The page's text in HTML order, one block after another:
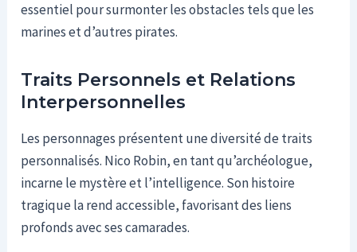
essentiel pour surmonter les obstacles tels que les
marines et d’autres pirates.
Traits Personnels et Relations
Interpersonnelles
Les personnages présentent une diversité de traits
personnalisés. Nico Robin, en tant qu’archéologue,
incarne le mystère et l’intelligence. Son histoire
tragique la rend accessible, favorisant des liens
profonds avec ses camarades.